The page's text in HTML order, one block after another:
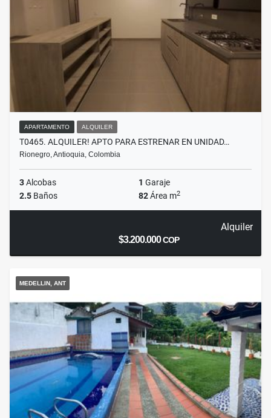
APARTAMENTO ALQUILER
T0465. ALQUILER! APTO PARA ESTRENAR EN UNIDAD…
Rionegro, Antioquia, Colombia
3Alcobas 1 Garaje
2.5 Baños 82Área m2
Alquiler
$3.200.000COP
MEDELLIN, ANT